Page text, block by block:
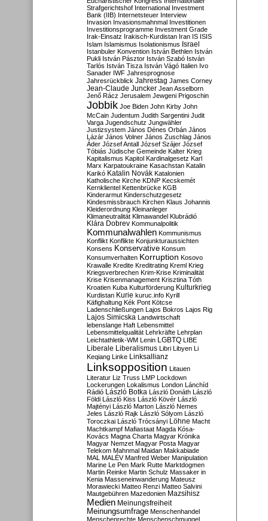
Strafgerichtshof International Investment
Bank (IIB) Internetsteuer Interview
Invasion Invasionsmahnmal Investitionen
Investitionsprogramme Investment Grade
Irak-Einsatz Irakisch-Kurdistan Iran IS ISIS
Islam Islamismus Isolationismus Israel
Istanbuler Konvention István Bethlen István
Pukli István Pásztor István Szabó István
Tarlós István Tisza István Vágó Italien Ivo
Sanader IWF Jahresprognose
Jahresrückblick Jahrestag James Corney
Jean-Claude Juncker Jean Asselborn
Jenő Rácz Jerusalem Jewgeni Prigoschin
Jobbik Joe Biden John Kirby John
McCain Judentum Judith Sargentini Judit
Varga Jugendschutz Jungwähler
Justizsystem János Dénes Orbán János
Lázár János Volner János Zuschlag János
Áder József Antall József Szájer József
Tóbiás Jüdische Gemeinde Kalter Krieg
Kapitalismus Kapitol Kardinalgesetz Karl
Marx Karpatoukraine Kasachstan Katalin
Karikó Katalin Novák Katalonien
Katholische Kirche KDNP Kecskemét
Kernklientel Kettenbrücke KGB
Kinderarmut Kinderschutzgesetz
Kindesmissbrauch Kirchen Klaus Johannis
Kleiderordnung Kleinanleger
Klimaneutralität Klimawandel Klubrádió
Klára Dobrev Kommunalpolitik
Kommunalwahlen Kommunismus
Konflikt Konflikte Konjunkturaussichten
Konsens Konservative Konsum
Konsumverhalten Korruption Kosovo
Krawalle Kredite Kreditrating Kreml Krieg
Kriegsverbrechen Krim-Krise Kriminalität
Krise Krisenmanagement Krisztina Tóth
Kroatien Kuba Kulturförderung Kulturkrieg
Kurdistan Kurie kuruc.info Kyrill
Käfighaltung Kék Pont Kötcse
Ladenschließungen Lajos Bokros Lajos Rig
Lajos Simicska Landwirtschaft
lebenslange Haft Lebensmittel
Lebensmittelqualität Lehrkräfte Lehrplan
Leichtathletik-WM Lenin LGBTQ LIBE
Liberale Liberalismus Libri Libyen Li
Keqiang Linke Linksallianz
Linksopposition Litauen
Literatur Liz Truss LMP Lockdown
Lockerungen Lokalismus London Lánchíd
Rádió
László Botka László Donáth László
Földi László Kiss László Kövér László
Majtényi László Marton László Nemes
Jeles László Rajk László Sólyom László
Toroczkai László Trócsányi Löhne Macht
Machtkampf Mafiastaat Magda Kósa-
Kovács Magna Charta Magyar Krónika
Magyar Nemzet Magyar Posta Magyar
Telekom Mahnmal Maidan Makkabiade
MAL MALÉV Manfred Weber Manipulation
Marine Le Pen Mark Rutte Marktdogmen
Martin Reinke Martin Schulz Massaker in
Kenia Masseneinwanderung Mateusz
Morawiecki Matteo Renzi Matteo Salvini
Mautgebühren Mazedonien Mazsihisz
Medien Meinungsfreiheit
Meinungsumfrage Menschenhandel
Menschenrechte Menschenschmuggel